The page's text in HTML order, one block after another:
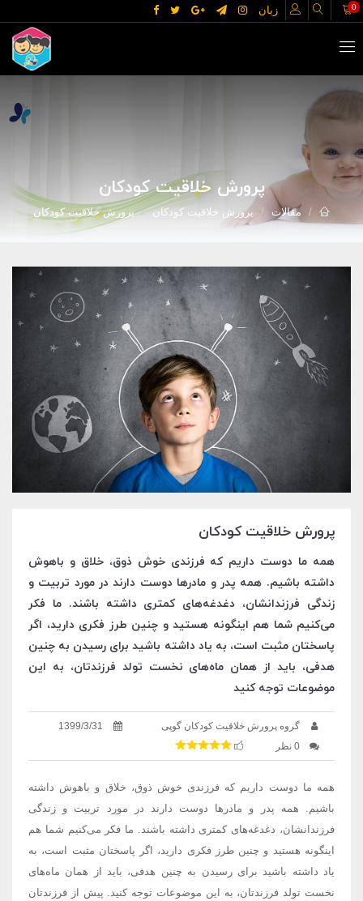
زبان 0
پرورش خلاقیت کودکان
مقالات پرورش خلاقیت کودکان پرورش خلاقیت کودکان
پرورش خلاقیت کودکان
همه ما دوست داریم که فرزندی خوش‌ ذوق، خلاق و باهوش
داشته باشیم. همه پدر و مادرها دوست دارند در مورد تربیت و
زندگی فرزندانشان، دغدغه‌های کمتری داشته باشند. ما فکر
می‌کنیم شما هم اینگونه هستید و چنین طرز فکری دارید، اگر
پاسختان مثبت است، به یاد داشته باشید برای رسیدن به چنین
هدفی، باید از همان ماه‌های نخست تولد فرزندتان، به این
موضوعات توجه کنید
گروه پرورش خلاقیت کودکان گوپی
1399/3/31
0 نظر
همه ما دوست داریم که فرزندی خوش‌ ذوق، خلاق و باهوش داشته
باشیم. همه پدر و مادرها دوست دارند در مورد تربیت و زندگی
فرزندانشان، دغدغه‌های کمتری داشته باشند. ما فکر می‌کنیم شما هم
اینگونه هستید و چنین طرز فکری دارید، اگر پاسختان مثبت است، به
یاد داشته باشید برای رسیدن به چنین هدفی، باید از همان ماه‌های
نخست تولد فرزندتان، به این موضوعات توجه کنید. پیش از فرزندتان